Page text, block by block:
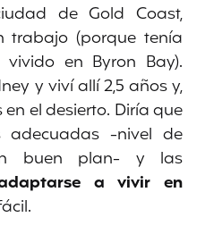
de Gold Coast,
trabajo (porque tenía
en Byron Bay).
y viví allí 2,5 años y,
en el desierto. Diría que
adecuadas -nivel de
buen plan- y las
a vivir en